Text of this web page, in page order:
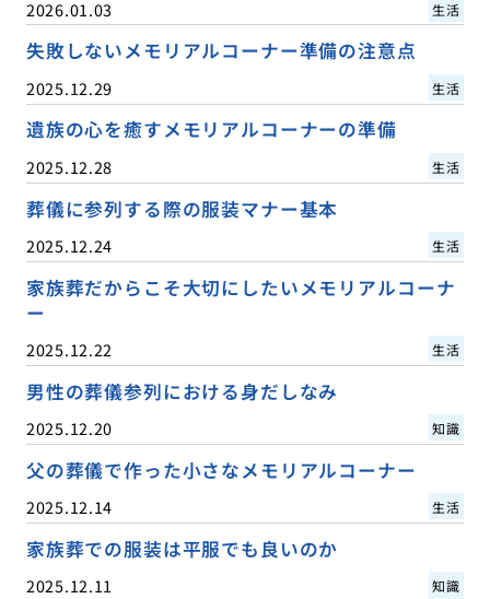
2026.01.03 生活
失敗しないメモリアルコーナー準備の注意点
2025.12.29 生活
遺族の心を癒すメモリアルコーナーの準備
2025.12.28 生活
葬儀に参列する際の服装マナー基本
2025.12.24 生活
家族葬だからこそ大切にしたいメモリアルコーナ
ー
2025.12.22 生活
男性の葬儀参列における身だしなみ
2025.12.20 知識
父の葬儀で作った小さなメモリアルコーナー
2025.12.14 生活
家族葬での服装は平服でも良いのか
2025.12.11 知識